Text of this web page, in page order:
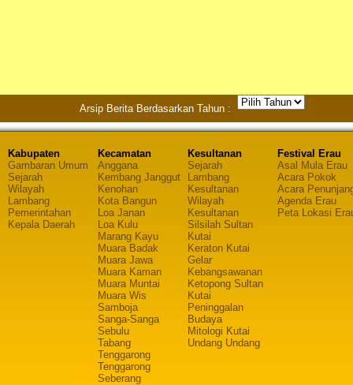
Arsip Berita Berdasarkan Tahun :
Kabupaten
Gambaran Umum
Sejarah
Wilayah
Lambang
Pemerintahan
Kepala Daerah
Kecamatan
Anggana
Kembang Janggut
Kenohan
Kota Bangun
Loa Janan
Loa Kulu
Marang Kayu
Muara Badak
Muara Jawa
Muara Kaman
Muara Muntai
Muara Wis
Samboja
Sanga-Sanga
Sebulu
Tabang
Tenggarong
Tenggarong
Seberang
Kesultanan
Sejarah
Lambang
Kesultanan
Wilayah
Kesultanan
Silsilah Sultan
Kutai
Keraton Kutai
Gelar
Kebangsawanan
Ketopong Sultan
Kutai
Peninggalan
Budaya
Mitologi Kutai
Undang Undang
Festival Erau
Asal Mula Erau
Acara Pokok
Acara
Agenda Erau
Peta Lokasi